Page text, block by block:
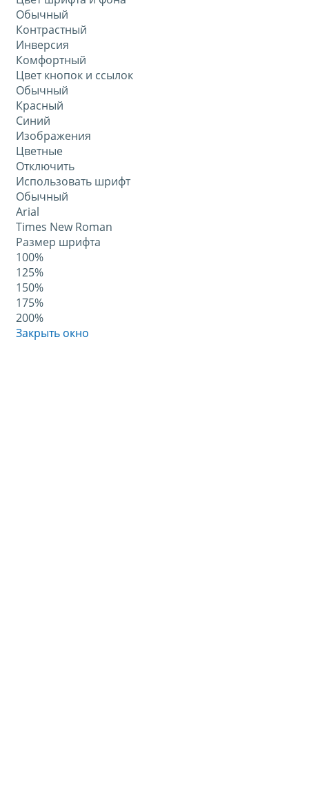
Обычный
Контрастный
Инверсия
Комфортный
Цвет кнопок и ссылок
Обычный
Красный
Синий
Изображения
Цветные
Отключить
Использовать шрифт
Обычный
Arial
Times New Roman
Размер шрифта
100%
125%
150%
175%
200%
Закрыть окно